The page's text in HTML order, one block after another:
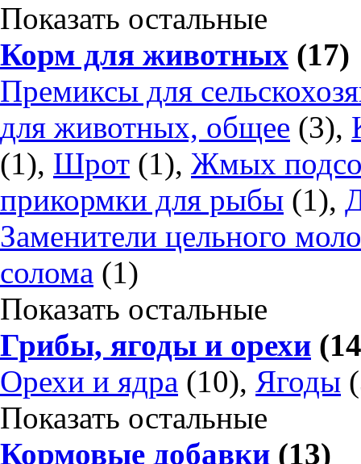
Показать остальные
Корм для животных (17)
Премиксы для
для животных, общее (3),
(1), Шрот (1), Жмых
прикормки для рыбы (1),
Заменители цельного
солома (1)
Показать остальные
Грибы, ягоды и орехи
Орехи и ядра (10), Ягоды
Показать остальные
Кормовые добавки (13)